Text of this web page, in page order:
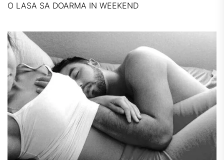
O LASA SA DOARMA IN WEEKEND